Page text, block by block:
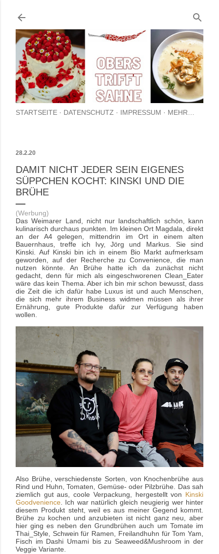
STARTSEITE DATENSCHUTZ IMPRESSUM MEHR…
28.2.20
DAMIT NICHT JEDER SEIN EIGENES
SÜPPCHEN KOCHT: KINSKI UND DIE
BRÜHE
(Werbung)
Das Weimarer Land, nicht nur landschaftlich schön, kann
kulinarisch durchaus punkten. Im kleinen Ort Magdala, direkt
an der A4 gelegen, mittendrin im Ort in einem alten
Bauernhaus, treffe ich Ivy, Jörg und Markus. Sie sind
Kinski. Auf Kinski bin ich in einem Bio Markt aufmerksam
geworden, auf der Recherche zu Convenience, die man
nutzen könnte. An Brühe hatte ich da zunächst nicht
gedacht, denn für mich als eingeschworenen Clean_Eater
wäre das kein Thema. Aber ich bin mir schon bewusst, dass
die Zeit die ich dafür habe Luxus ist und auch Menschen,
die sich mehr ihrem Business widmen müssen als ihrer
Ernährung, gute Produkte dafür zur Verfügung haben
wollen.
Also Brühe, verschiedenste Sorten, von Knochenbrühe aus
Rind und Huhn, Tomaten, Gemüse- oder Pilzbrühe. Das sah
ziemlich gut aus, coole Verpackung, hergestellt von Kinski
Goodvenience . Ich war natürlich gleich neugierig wer hinter
diesem Produkt steht, weil es aus meiner Gegend kommt.
Brühe zu kochen und anzubieten ist nicht ganz neu, aber
hier ging es neben den Grundbrühen auch um Tomate im
Thai_Style, Schwein für Ramen, Freilandhuhn für Tom Yam,
Fisch im Dashi Umami bis zu Seaweed&Mushroom in der
Veggie Variante.